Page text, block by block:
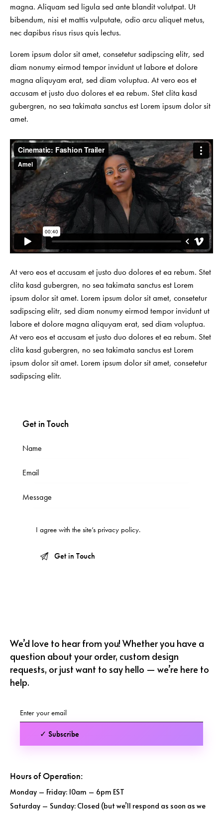
magna. Aliquam sed ligula sed ante blandit volutpat. Ut
bibendum, nisi et mattis vulputate, odio arcu aliquet metus,
nec dapibus risus risus quis lectus.
Lorem ipsum dolor sit amet, consetetur sadipscing elitr, sed
diam nonumy eirmod tempor invidunt ut labore et dolore
magna aliquyam erat, sed diam voluptua. At vero eos et
accusam et justo duo dolores et ea rebum. Stet clita kasd
gubergren, no sea takimata sanctus est Lorem ipsum dolor sit
amet.
At vero eos et accusam et justo duo dolores et ea rebum. Stet
clita kasd gubergren, no sea takimata sanctus est Lorem
ipsum dolor sit amet. Lorem ipsum dolor sit amet, consetetur
sadipscing elitr, sed diam nonumy eirmod tempor invidunt ut
labore et dolore magna aliquyam erat, sed diam voluptua.
At vero eos et accusam et justo duo dolores et ea rebum. Stet
clita kasd gubergren, no sea takimata sanctus est Lorem
ipsum dolor sit amet. Lorem ipsum dolor sit amet, consetetur
sadipscing elitr.
Get in Touch
I agree with the site’s privacy policy.
We’d love to hear from you! Whether you have a
question about your order, custom design
requests, or just want to say hello — we’re here to
help.
✓ Subscribe
Hours of Operation:
Monday – Friday: 10am – 6pm EST
Saturday – Sunday: Closed (but we’ll respond as soon as we